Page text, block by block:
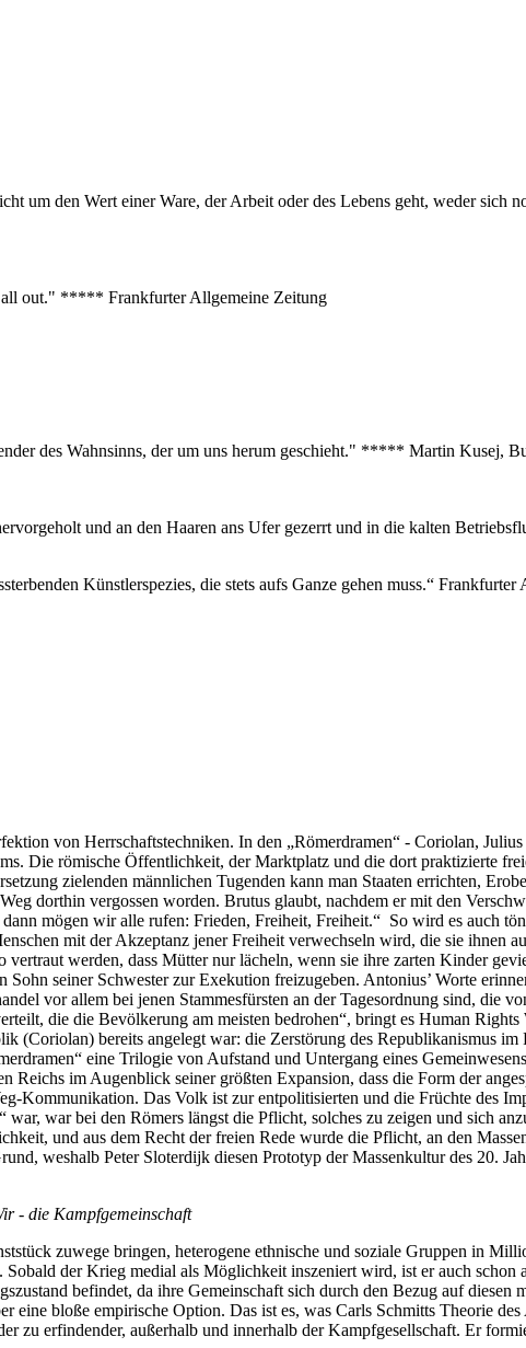
um den Wert einer Ware, der Arbeit oder des Lebens geht, weder
all out." ***** Frankfurter Allgemeine Zeitung
des Wahnsinns, der um uns herum geschieht." ***** Martin Kusej,
und an den Haaren ans Ufer gezerrt und in die kalten
Künstlerspezies, die stets aufs Ganze gehen muss.“
von Herrschaftstechniken. In den „Römerdramen“ - Coriolan,
Die römische Öffentlichkeit, der Marktplatz und die dort praktizierte
zielenden männlichen Tugenden kann man Staaten errichten,
dorthin vergossen worden. Brutus glaubt, nachdem er mit den
mögen wir alle rufen: Frieden, Freiheit, Freiheit.“ So wird es auch
mit der Akzeptanz jener Freiheit verwechseln wird, die sie ihnen
werden, dass Mütter nur lächeln, wenn sie ihre zarten Kinder
seiner Schwester zur Exekution freizugeben. Antonius’ Worte
vor allem bei jenen Stammesfürsten an der Tagesordnung sind, die
die die Bevölkerung am meisten bedrohen“, bringt es Human Rights
bereits angelegt war: die Zerstörung des Republikanismus im
eine Trilogie von Aufstand und Untergang eines
im Augenblick seiner größten Expansion, dass die Form der
Kommunikation. Das Volk ist zur entpolitisierten und die Früchte des
war bei den Römers längst die Pflicht, solches zu zeigen und sich
und aus dem Recht der freien Rede wurde die Pflicht, an den
weshalb Peter Sloterdijk diesen Prototyp der Massenkultur des 20.
- die Kampfgemeinschaft
zuwege bringen, heterogene ethnische und soziale Gruppen in
der Krieg medial als Möglichkeit inszeniert wird, ist er auch schon
befindet, da ihre Gemeinschaft sich durch den Bezug auf diesen
bloße empirische Option. Das ist es, was Carls Schmitts Theorie des
zu erfindender, außerhalb und innerhalb der Kampfgesellschaft. Er